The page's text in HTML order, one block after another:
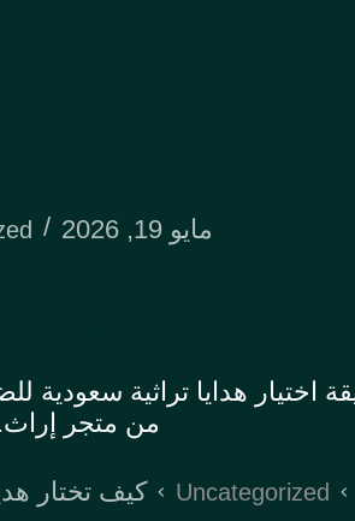
مايو 19, 2026
اختيار هدايا تراثية سعودية
من متجر إراث.
Uncategorized كيف تختار